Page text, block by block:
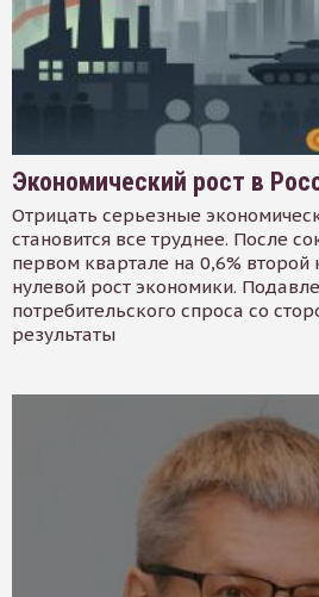
Экономический рост в
Отрицать серьезные
становится все труднее. После
первом квартале на 0,6% второй
нулевой рост экономики.
потребительского спроса со
результаты